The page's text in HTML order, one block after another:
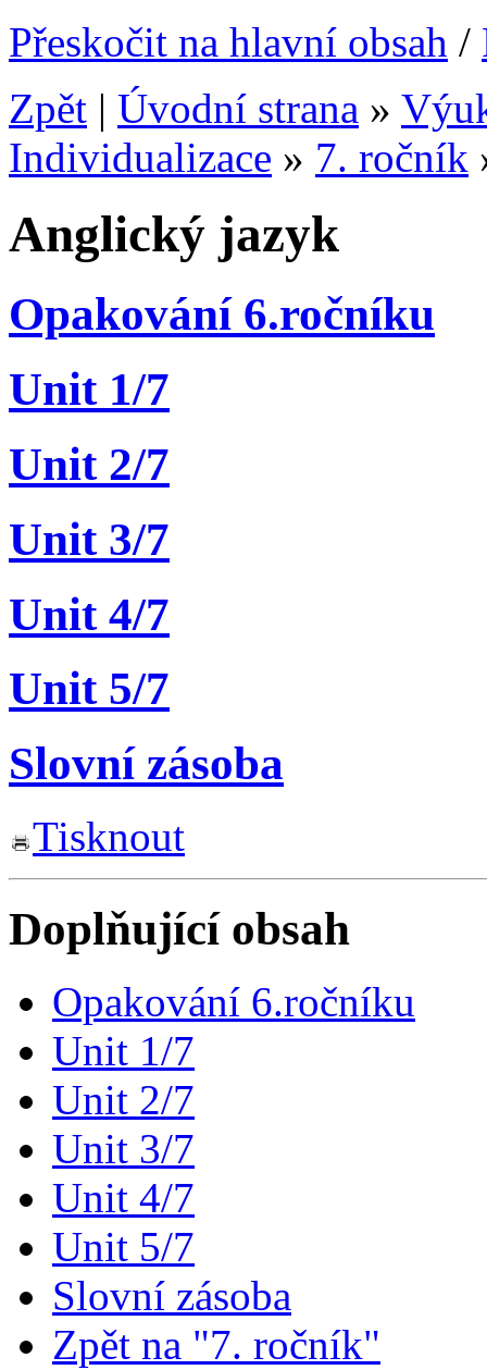
Přeskočit na hlavní obsah /
Zpět | Úvodní strana »
Individualizace » 7. ročník
Anglický jazyk
Opakování 6.ročníku
Unit 1/7
Unit 2/7
Unit 3/7
Unit 4/7
Unit 5/7
Slovní zásoba
Tisknout
Doplňující obsah
Opakování 6.ročníku
Unit 1/7
Unit 2/7
Unit 3/7
Unit 4/7
Unit 5/7
Slovní zásoba
Zpět na "7. ročník"